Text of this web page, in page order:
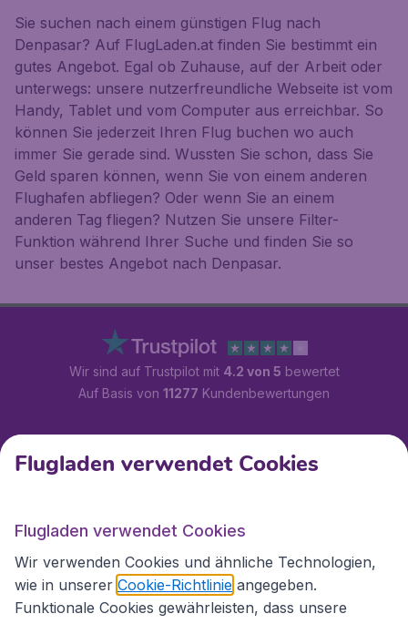
Sie suchen nach einem günstigen Flug nach
Denpasar? Auf FlugLaden.at finden Sie bestimmt ein
gutes Angebot. Egal ob Zuhause, auf der Arbeit oder
unterwegs: unsere nutzerfreundliche Webseite ist vom
Handy, Tablet und vom Computer aus erreichbar. So
können Sie jederzeit Ihren Flug buchen wo auch
immer Sie gerade sind. Wussten Sie schon, dass Sie
Geld sparen können, wenn Sie von einem anderen
Flughafen abfliegen? Oder wenn Sie an einem
anderen Tag fliegen? Nutzen Sie unsere Filter-
Funktion während Ihrer Suche und finden Sie so
unser bestes Angebot nach Denpasar.
Wir sind auf Trustpilot mit 4.2 von 5 bewertet
Auf Basis von 11277 Kundenbewertungen
Kundenservice
Flugladen.at
Internationale Webseiten
Flugladen verwendet Cookies
Flugladen verwendet Cookies
Wir verwenden Cookies und ähnliche Technologien,
wie in unserer Cookie-Richtlinie angegeben.
Funktionale Cookies gewährleisten, dass unsere